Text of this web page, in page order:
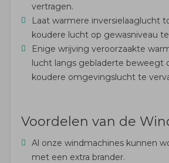
vertragen.
Laat warmere inversielaaglucht
koudere lucht op gewasniveau
Enige wrijving veroorzaakte
lucht langs gebladerte beweegt
koudere omgevingslucht te
Voordelen van de
Al onze windmachines kunnen
met een extra brander.